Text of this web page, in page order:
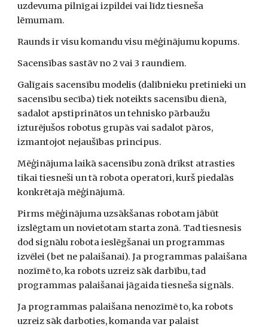
uzdevuma pilnīgai izpildei vai līdz tiesneša
lēmumam.
Raunds ir visu komandu visu mēģinājumu kopums.
Sacensības sastāv no 2 vai 3 raundiem.
Galīgais sacensību modelis (dalībnieku pretinieki un
sacensību secība) tiek noteikts sacensību dienā,
sadalot apstiprinātos un tehnisko pārbaužu
izturējušos robotus grupās vai sadalot pāros,
izmantojot nejaušības principus.
Mēģinājuma laikā sacensību zonā drīkst atrasties
tikai tiesneši un tā robota operatori, kurš piedalās
konkrētajā mēģinājumā.
Pirms mēģinājuma uzsākšanas robotam jābūt
izslēgtam un novietotam starta zonā. Tad tiesnesis
dod signālu robota ieslēgšanai un programmas
izvēlei (bet ne palaišanai). Ja programmas palaišana
nozīmē to, ka robots uzreiz sāk darbību, tad
programmas palaišanai jāgaida tiesneša signāls.
Ja programmas palaišana nenozīmē to, ka robots
uzreiz sāk darboties, komanda var palaist